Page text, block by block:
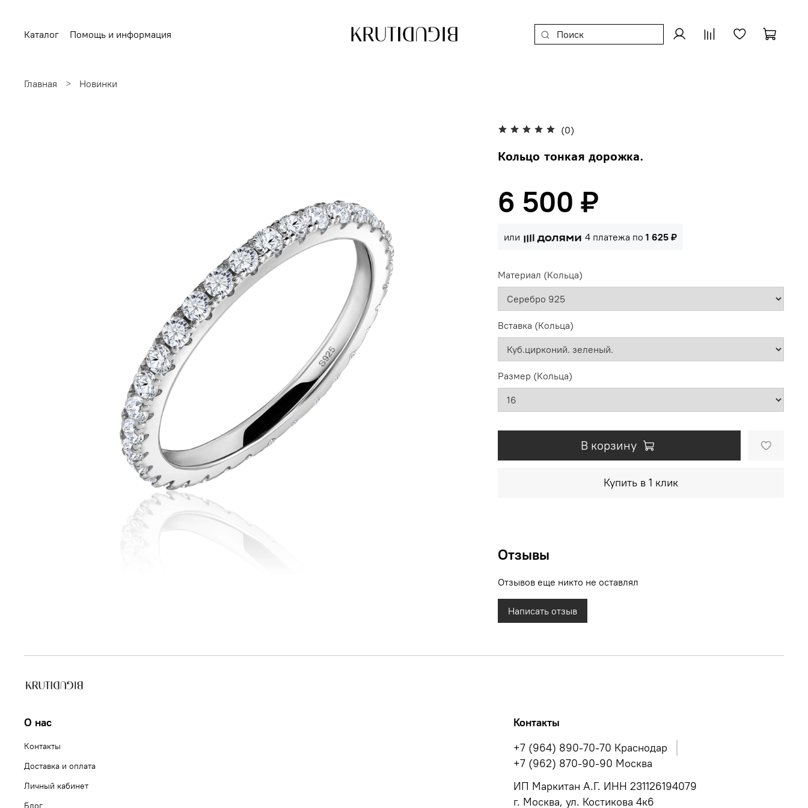
Каталог Помощь и информация
Главная Новинки
(0)
Кольцо тонкая дорожка.
6 500 ₽
или 4 платежа по1 625 ₽
Материал (Кольца)
Вставка (Кольца)
Размер (Кольца)
В корзину
Купить в 1 клик
Отзывы
Отзывов еще никто не оставлял
Написать отзыв
О нас
Контакты
Доставка и оплата
Личный кабинет
Блог
Контакты
+7 (964) 890-70-70 Краснодар
+7 (962) 870-90-90 Москва
ИП Маркитан А.Г. ИНН 231126194079
г. Москва, ул. Костикова 4к6